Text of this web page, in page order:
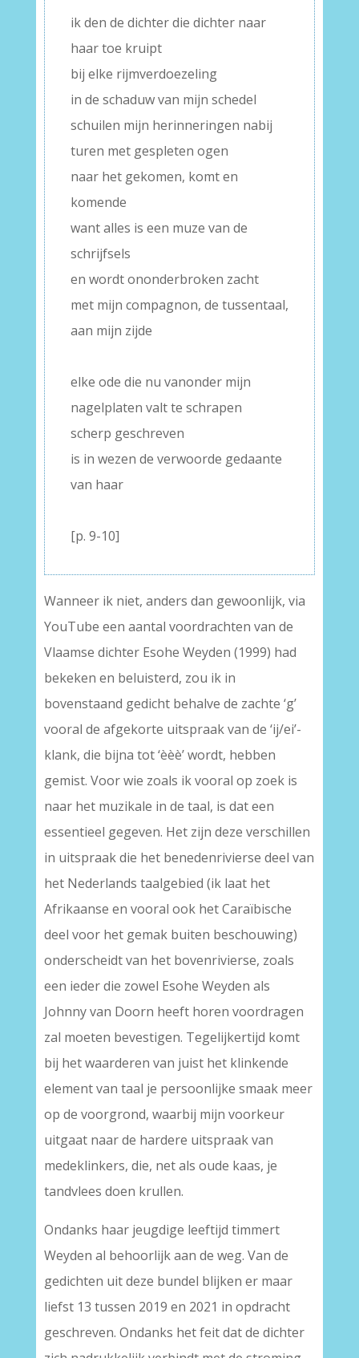
ik den de dichter die dichter naar
haar toe kruipt
bij elke rijmverdoezeling
in de schaduw van mijn schedel
schuilen mijn herinneringen nabij
turen met gespleten ogen
naar het gekomen, komt en
komende
want alles is een muze van de
schrijfsels
en wordt ononderbroken zacht
met mijn compagnon, de tussentaal,
aan mijn zijde
elke ode die nu vanonder mijn
nagelplaten valt te schrapen
scherp geschreven
is in wezen de verwoorde gedaante
van haar
[p. 9-10]
Wanneer ik niet, anders dan gewoonlijk, via
YouTube een aantal voordrachten van de
Vlaamse dichter Esohe Weyden (1999) had
bekeken en beluisterd, zou ik in
bovenstaand gedicht behalve de zachte ‘g’
vooral de afgekorte uitspraak van de ‘ij/ei’-
klank, die bijna tot ‘èèè’ wordt, hebben
gemist. Voor wie zoals ik vooral op zoek is
naar het muzikale in de taal, is dat een
essentieel gegeven. Het zijn deze verschillen
in uitspraak die het benedenrivierse deel van
het Nederlands taalgebied (ik laat het
Afrikaanse en vooral ook het Caraïbische
deel voor het gemak buiten beschouwing)
onderscheidt van het bovenrivierse, zoals
een ieder die zowel Esohe Weyden als
Johnny van Doorn heeft horen voordragen
zal moeten bevestigen. Tegelijkertijd komt
bij het waarderen van juist het klinkende
element van taal je persoonlijke smaak meer
op de voorgrond, waarbij mijn voorkeur
uitgaat naar de hardere uitspraak van
medeklinkers, die, net als oude kaas, je
tandvlees doen krullen.
Ondanks haar jeugdige leeftijd timmert
Weyden al behoorlijk aan de weg. Van de
gedichten uit deze bundel blijken er maar
liefst 13 tussen 2019 en 2021 in opdracht
geschreven. Ondanks het feit dat de dichter